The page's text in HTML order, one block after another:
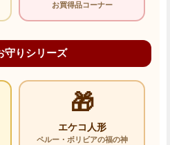
お買得品コーナー
守りシリーズ
🎁
エケコ人形
ペルー・ボリビアの福の神